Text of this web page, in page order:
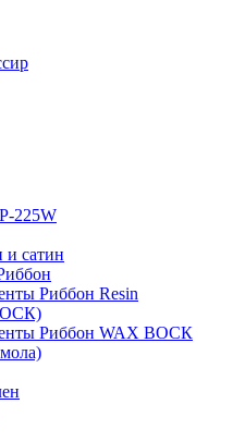
225W
и сатин
Риббон Resin
Риббон WAX ВОСК